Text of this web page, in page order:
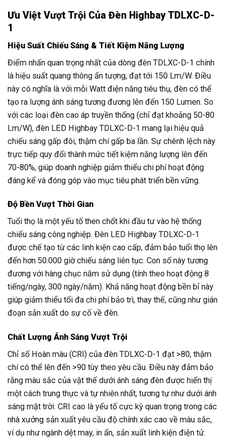
Ưu Việt Vượt Trội Của Đèn Highbay TDLXC-D-
1
Hiệu Suất Chiếu Sáng & Tiết Kiệm Năng Lượng
Điểm nhấn quan trọng nhất của dòng đèn TDLXC-D-1 chính
là hiệu suất quang thông ấn tượng, đạt tới 150 Lm/W. Điều
này có nghĩa là với mỗi Watt điện năng tiêu thụ, đèn có thể
tạo ra lượng ánh sáng tương đương lên đến 150 Lumen. So
với các loại đèn cao áp truyền thống (chỉ đạt khoảng 50-80
Lm/W), đèn LED Highbay TDLXC-D-1 mang lại hiệu quả
chiếu sáng gấp đôi, thậm chí gấp ba lần. Sự chênh lệch này
trực tiếp quy đổi thành mức tiết kiệm năng lượng lên đến
70-80%, giúp doanh nghiệp giảm thiểu chi phí hoạt động
đáng kể và đóng góp vào mục tiêu phát triển bền vững.
Độ Bền Vượt Thời Gian
Tuổi thọ là một yếu tố then chốt khi đầu tư vào hệ thống
chiếu sáng công nghiệp. Đèn LED Highbay TDLXC-D-1
được chế tạo từ các linh kiện cao cấp, đảm bảo tuổi thọ lên
đến hơn 50.000 giờ chiếu sáng liên tục. Con số này tương
đương với hàng chục năm sử dụng (tính theo hoạt động 8
tiếng/ngày, 300 ngày/năm). Khả năng hoạt động bền bỉ này
giúp giảm thiểu tối đa chi phí bảo trì, thay thế, cũng như gián
đoạn sản xuất do sự cố về đèn.
Chất Lượng Ánh Sáng Vượt Trội
Chỉ số Hoàn màu (CRI) của đèn TDLXC-D-1 đạt >80, thậm
chí có thể lên đến >90 tùy theo yêu cầu. Điều này đảm bảo
rằng màu sắc của vật thể dưới ánh sáng đèn được hiển thị
một cách trung thực và tự nhiên nhất, tương tự như dưới ánh
sáng mặt trời. CRI cao là yếu tố cực kỳ quan trọng trong các
nhà xưởng sản xuất yêu cầu độ chính xác cao về màu sắc,
ví dụ như ngành dệt may, in ấn, sản xuất linh kiện điện tử.